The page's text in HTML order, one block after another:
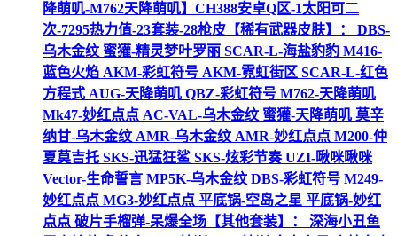
降萌叽-M762天降萌叽】CH388安卓Q区-1太阳可二
次-7295热力值-23套装-28枪皮【稀有武器皮肤】： DBS-
乌木金纹 蜜獾-精灵梦叶罗丽 SCAR-L-海盐豹豹 M416-
蓝色火焰 AKM-彩虹符号 AKM-霓虹街区 SCAR-L-红色
方程式 AUG-天降萌叽 QBZ-彩虹符号 M762-天降萌叽
Mk47-妙红点点 AC-VAL-乌木金纹 蜜獾-天降萌叽 莫辛
纳甘-乌木金纹 AMR-乌木金纹 AMR-妙红点点 M200-仲
夏莫吉托 SKS-迅猛狂鲨 SKS-炫彩节奏 UZI-啾咪啾咪
Vector-生命誓言 MP5K-乌木金纹 DBS-彩虹符号 M249-
妙红点点 MG3-妙红点点 平底锅-空岛之星 平底锅-妙红
点点 破片手榴弹-呆爆全场【其他套装】： 深海小丑鱼